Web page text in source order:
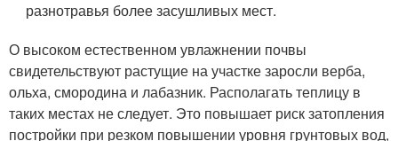
разнотравья более засушливых мест.
О высоком естественном увлажнении почвы
свидетельствуют растущие на участке заросли верба,
ольха, смородина и лабазник. Располагать теплицу в
таких местах не следует. Это повышает риск затопления
постройки при резком повышении уровня грунтовых вод,